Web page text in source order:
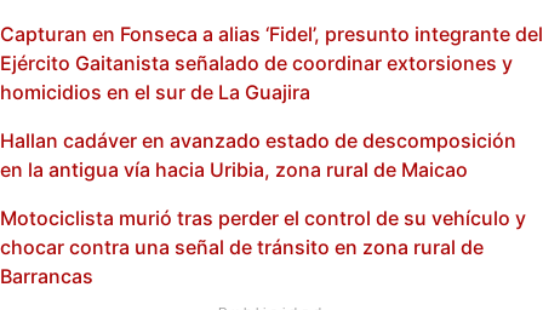
Capturan en Fonseca a alias ‘Fidel’, presunto integrante del
Ejército Gaitanista señalado de coordinar extorsiones y
homicidios en el sur de La Guajira
Hallan cadáver en avanzado estado de descomposición
en la antigua vía hacia Uribia, zona rural de Maicao
Motociclista murió tras perder el control de su vehículo y
chocar contra una señal de tránsito en zona rural de
Barrancas